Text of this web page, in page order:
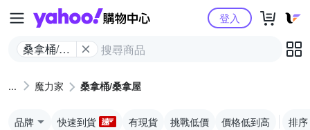
Yahoo購物中心
桑拿桶/桑
登入
魔力家 桑拿桶/桑拿屋
品牌 快速到貨 有現貨 挑戰低價 價格低到高 排序